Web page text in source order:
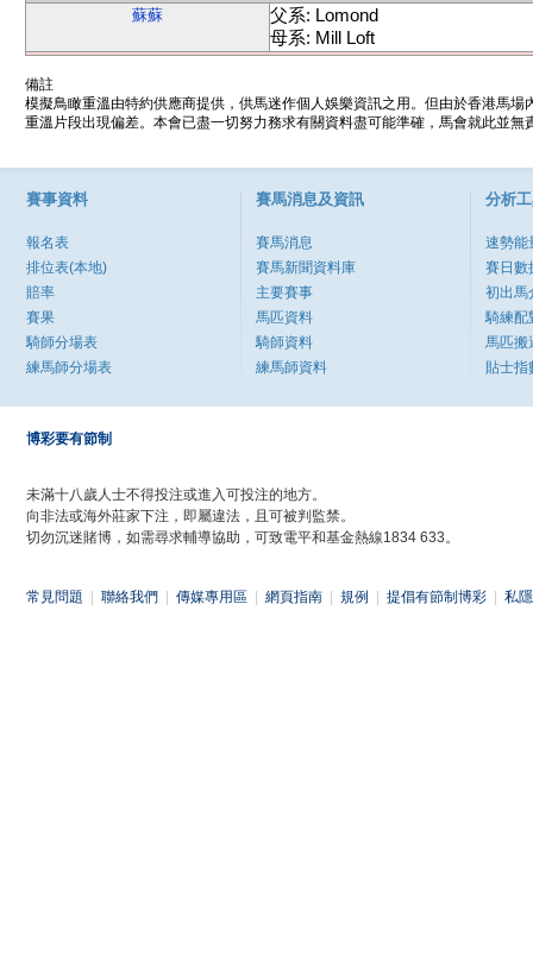
蘇蘇
父系: Lomond
母系: Mill Loft
備註
模擬鳥瞰重溫由特約供應商提供，供馬迷作個人娛樂資訊之用。但由於香港馬
重溫片段出現偏差。本會已盡一切努力務求有關資料盡可能準確，馬會就此並
賽事資料
報名表
排位表(本地)
賠率
賽果
騎師分場表
練馬師分場表
賽馬消息及資訊
賽馬消息
賽馬新聞資料庫
主要賽事
馬匹資料
騎師資料
練馬師資料
分析
速勢能
賽日數
初出馬
騎練配
馬匹搬
貼士指
博彩要有節制
未滿十八歲人士不得投注或進入可投注的地方。
向非法或海外莊家下注，即屬違法，且可被判監禁。
切勿沉迷賭博，如需尋求輔導協助，可致電平和基金熱線1834 633。
常見問題 聯絡我們 傳媒專用區 網頁指南 規例 提倡有節制博彩 私